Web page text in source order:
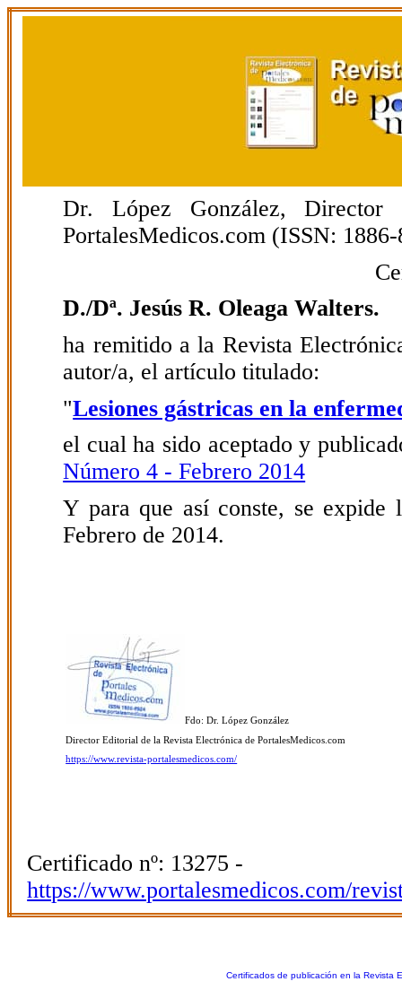
Dr. López González,
PortalesMedicos.com (ISSN:
D./Dª. Jesús R. Oleaga Walters.
ha remitido a la Revista
autor/a, el artículo titulado:
"Lesiones gástricas en la
el cual ha sido aceptado y
Número 4 - Febrero 2014
Y para que así conste, se
Febrero de 2014.
Fdo: Dr. López González
Director Editorial de la Revista Electrónica de PortalesMedicos.com
https://www.revista-portalesmedicos.com/
Certificado nº: 13275 -
https://www.portalesmedicos.com/
Certificados de publicación en la Revista